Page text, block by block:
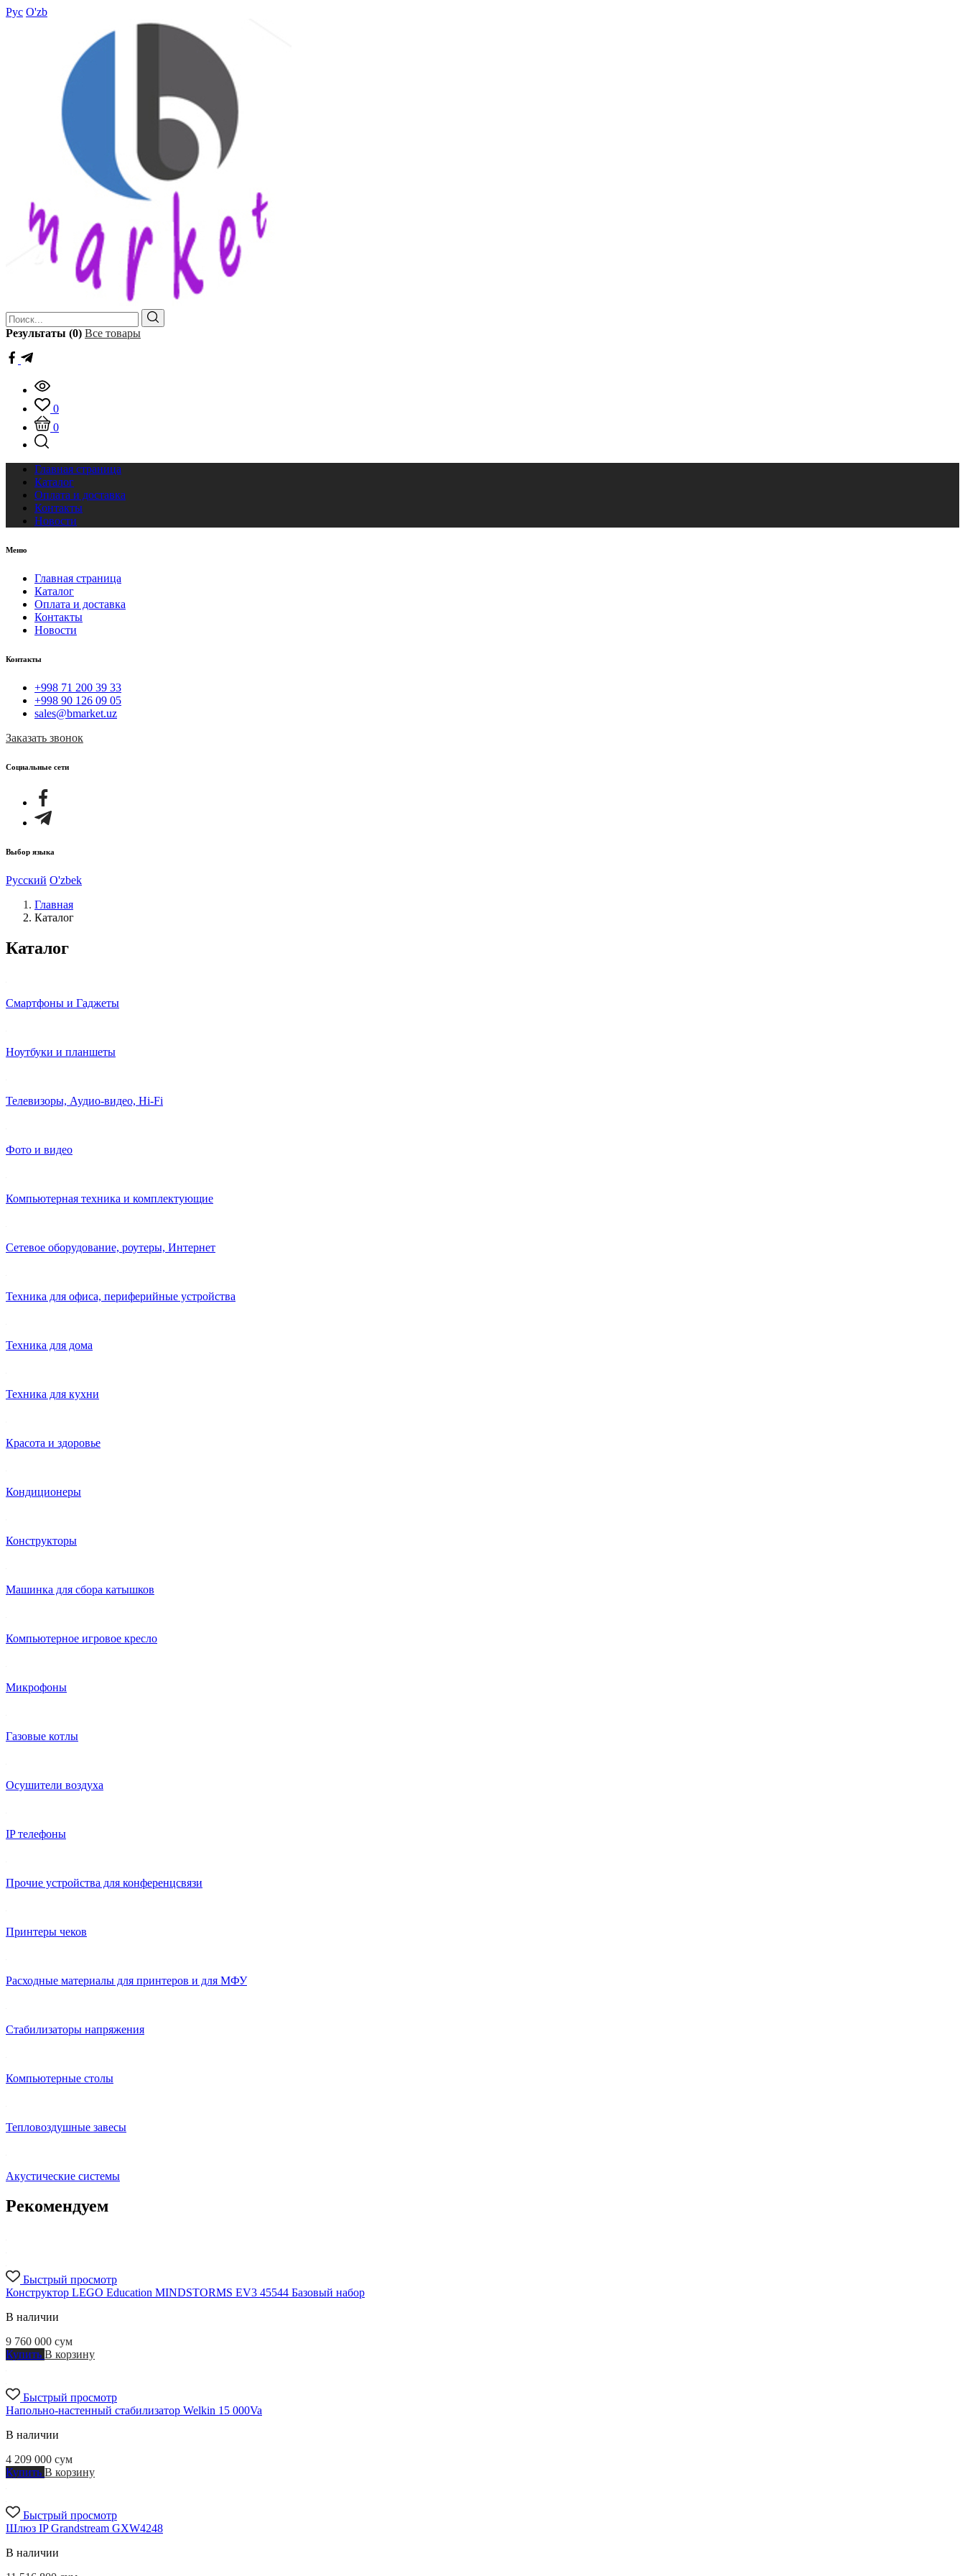
Рус O'zb
Результаты (0) Все товары
0
0
Главная страница
Каталог
Оплата и доставка
Контакты
Новости
Меню
Главная страница
Каталог
Оплата и доставка
Контакты
Новости
Контакты
+998 71 200 39 33
+998 90 126 09 05
sales@bmarket.uz
Заказать звонок
Социальные сети
Выбор языка
Русский O'zbek
Главная
Каталог
Каталог
Смартфоны и Гаджеты
Ноутбуки и планшеты
Телевизоры, Аудио-видео, Hi-Fi
Фото и видео
Компьютерная техника и комплектующие
Cетевое оборудование, роутеры, Интернет
Техника для офиса, периферийные устройства
Техника для дома
Техника для кухни
Красота и здоровье
Кондиционеры
Конструкторы
Машинка для сбора катышков
Компьютерное игровое кресло
Микрофоны
Газовые котлы
Осушители воздуха
IP телефоны
Прочие устройства для конференцсвязи
Принтеры чеков
Расходные материалы для принтеров и для МФУ
Стабилизаторы напряжения
Компьютерные столы
Тепловоздушные завесы
Акустические системы
Рекомендуем
Быстрый просмотр
Конструктор LEGO Education MINDSTORMS EV3 45544 Базовый набор
В наличии
9 760 000 сум
Купить В корзину
Быстрый просмотр
Напольно-настенный стабилизатор Welkin 15 000Va
В наличии
4 209 000 сум
Купить В корзину
Быстрый просмотр
Шлюз IP Grandstream GXW4248
В наличии